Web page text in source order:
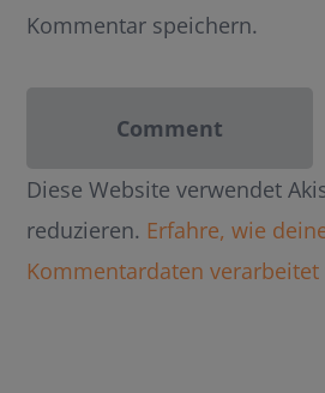
Kommentar speichern.
Diese Website verwendet
reduzieren. Erfahre, wie
Kommentardaten verarbeitet